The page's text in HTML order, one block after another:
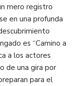
mero registro
en una profunda
es “Camino a
a los actores
de una gira por
para el